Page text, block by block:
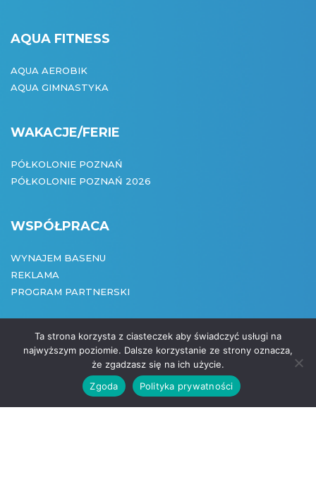
AQUA FITNESS
AQUA AEROBIK
AQUA GIMNASTYKA
WAKACJE/FERIE
PÓŁKOLONIE POZNAŃ
PÓŁKOLONIE POZNAŃ 2026
WSPÓŁPRACA
WYNAJEM BASENU
REKLAMA
PROGRAM PARTNERSKI
COPYRIGHT:
Ta strona korzysta z ciasteczek aby świadczyć usługi na
najwyższym poziomie. Dalsze korzystanie ze strony oznacza,
że zgadzasz się na ich użycie.
Zgoda
Polityka prywatności